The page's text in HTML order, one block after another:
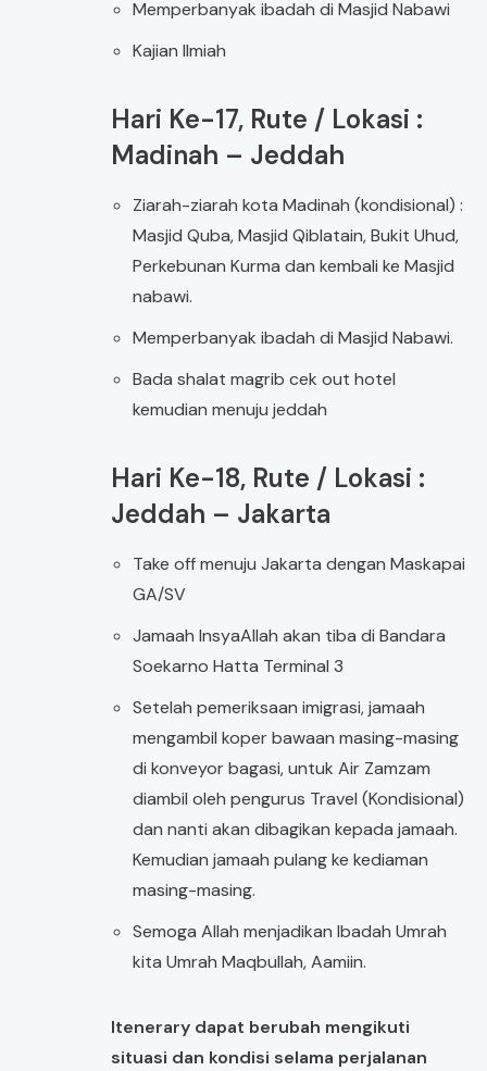
Memperbanyak ibadah di Masjid Nabawi
Kajian Ilmiah
Hari Ke-17, Rute / Lokasi :
Madinah – Jeddah
Ziarah-ziarah kota Madinah (kondisional) :
Masjid Quba, Masjid Qiblatain, Bukit Uhud,
Perkebunan Kurma dan kembali ke Masjid
nabawi.
Memperbanyak ibadah di Masjid Nabawi.
Bada shalat magrib cek out hotel
kemudian menuju jeddah
Hari Ke-18, Rute / Lokasi :
Jeddah – Jakarta
Take off menuju Jakarta dengan Maskapai
GA/SV
Jamaah InsyaAllah akan tiba di Bandara
Soekarno Hatta Terminal 3
Setelah pemeriksaan imigrasi, jamaah
mengambil koper bawaan masing-masing
di konveyor bagasi, untuk Air Zamzam
diambil oleh pengurus Travel (Kondisional)
dan nanti akan dibagikan kepada jamaah.
Kemudian jamaah pulang ke kediaman
masing-masing.
Semoga Allah menjadikan Ibadah Umrah
kita Umrah Maqbullah, Aamiin.
Itenerary dapat berubah mengikuti
situasi dan kondisi selama perjalanan